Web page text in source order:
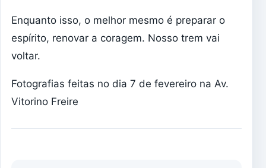
Enquanto isso, o melhor mesmo é preparar o
espírito, renovar a coragem. Nosso trem vai
voltar.
Fotografias feitas no dia 7 de fevereiro na Av.
Vitorino Freire